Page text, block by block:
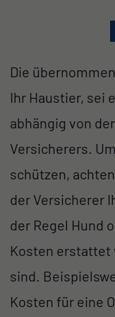
Die
Ihr Haustier, sei
abhängig von
Versicherers.
schützen,
der Versicherer
der Regel Hund
Kosten erstattet
sind.
Kosten für eine